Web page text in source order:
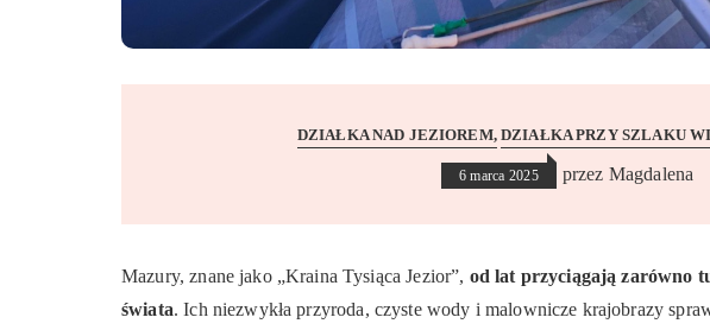
DZIAŁKA NAD JEZIOREM DZIAŁKA PRZY SZLAKU
6 marca 2025 przez Magdalena
Mazury, znane jako „Kraina Tysiąca Jezior”, od lat przyciągają zarówno
świata. Ich niezwykła przyroda, czyste wody i malownicze krajobrazy